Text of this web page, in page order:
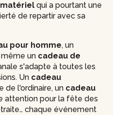
qui a pourtant une
de repartir avec sa
pour homme, un
un cadeau de
s'adapte à toutes les
Un cadeau
de l'ordinaire, un cadeau
attention pour la fête des
chaque événement